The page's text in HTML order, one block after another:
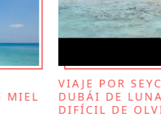
MIEL
VIAJE POR
DUBÁI DE
DIFÍCIL DE